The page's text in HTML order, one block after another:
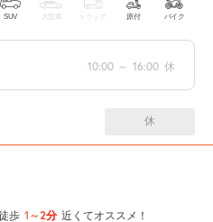
SUV 大型車 トラック 原付 バイク
10:00 ～ 16:00 休
休
歩 1～2分 近くてオススメ！